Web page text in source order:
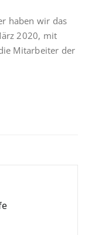
haben wir das
2020, mit
Mitarbeiter der